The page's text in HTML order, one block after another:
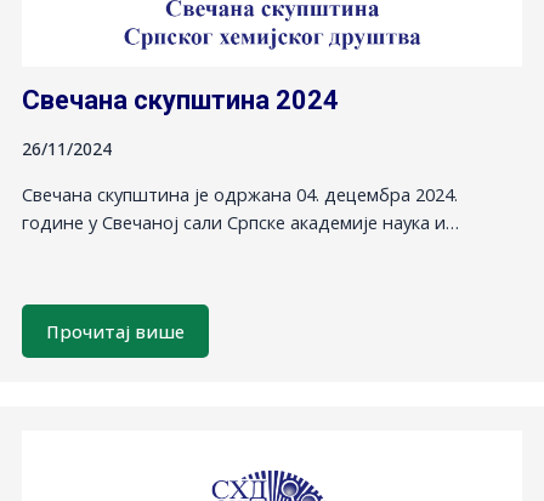
Свечана скупштина 2024
26/11/2024
Свечана скупштина је одржана 04. децембра 2024.
године у Свечаној сали Српске академије наука и…
Прочитај више